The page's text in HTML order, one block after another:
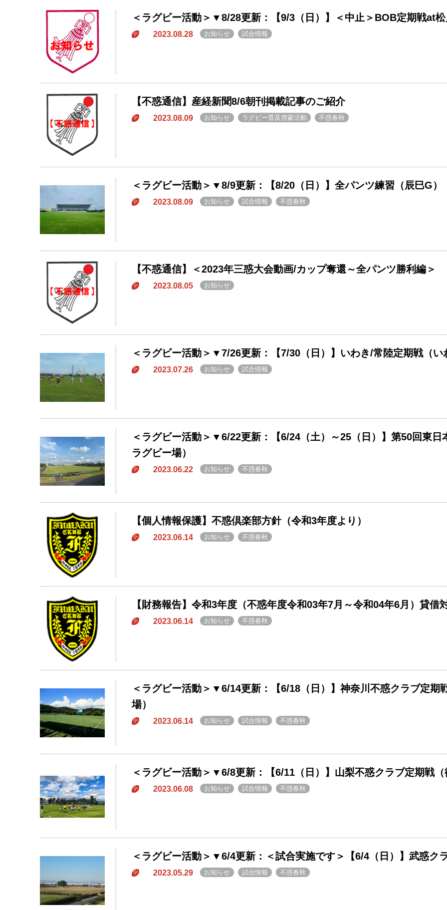
＜ラグビー活動＞▼8/28更新：【9/3（日）】＜中止＞BOB定期戦at
2023.08.28 お知らせ 試合情報
【不惑通信】産経新聞8/6朝刊掲載記事のご紹介
2023.08.09 お知らせ ラグビー普及啓蒙活動 不惑春秋
＜ラグビー活動＞▼8/9更新：【8/20（日）】全パンツ練習（辰巳G）
2023.08.09 お知らせ 試合情報 不惑春秋
【不惑通信】＜2023年三惑大会動画/カップ奪還～全パンツ勝利編＞
2023.08.05 お知らせ
＜ラグビー活動＞▼7/26更新：【7/30（日）】いわき/常陸定期戦（い
2023.07.26 お知らせ 試合情報
＜ラグビー活動＞▼6/22更新：【6/24（土）～25（日）】第50回東
ラグビー場）
2023.06.22 お知らせ 不惑春秋
【個人情報保護】不惑倶楽部方針（令和3年度より）
2023.06.14 お知らせ 不惑春秋
【財務報告】令和3年度（不惑年度令和03年7月～令和04年6月）貸借
2023.06.14 お知らせ 不惑春秋
＜ラグビー活動＞▼6/14更新：【6/18（日）】神奈川不惑クラブ定期
場）
2023.06.14 お知らせ 試合情報 不惑春秋
＜ラグビー活動＞▼6/8更新：【6/11（日）】山梨不惑クラブ定期戦
2023.06.08 お知らせ 試合情報 不惑春秋
＜ラグビー活動＞▼6/4更新：＜試合実施です＞【6/4（日）】武惑ク
2023.05.29 お知らせ 試合情報 不惑春秋